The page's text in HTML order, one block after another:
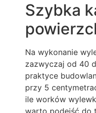
Szybka
Na wykonanie
zazwyczaj od 40
praktyce
przy 5
ile worków